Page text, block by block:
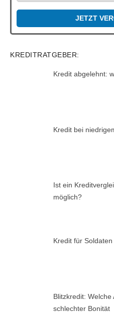
JETZT
KREDITRATGEBER:
Kredit abgelehnt:
Kredit bei
Ist ein
möglich?
Kredit für Soldaten
Blitzkredit:
schlechter Bonität